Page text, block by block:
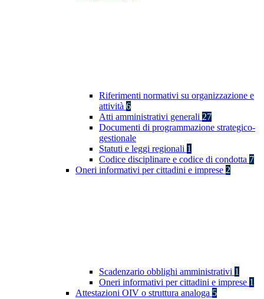
Riferimenti normativi su organizzazione e
attività 6
Atti amministrativi generali 27
Documenti di programmazione strategico-
gestionale
Statuti e leggi regionali 1
Codice disciplinare e codice di condotta 7
Oneri informativi per cittadini e imprese 2
Scadenzario obblighi amministrativi 1
Oneri informativi per cittadini e imprese 1
Attestazioni OIV o struttura analoga 5